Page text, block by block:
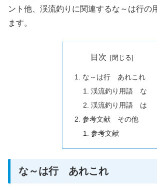
ント他、渓流釣りに関連するな～は行の
ます。
目次
な～は行 あれこれ
渓流釣り用語 な
渓流釣り用語 は
参考文献 その他
参考文献
な～は行 あれこれ